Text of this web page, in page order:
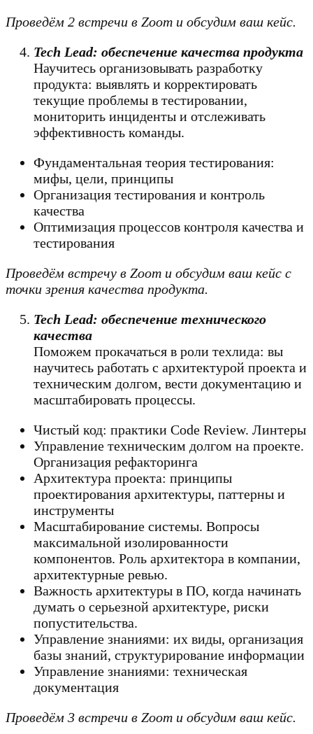
Проведём 2 встречи в Zoom и обсудим ваш кейс.
Tech Lead: обеспечение качества продукта
Научитесь организовывать разработку
продукта: выявлять и корректировать
текущие проблемы в тестировании,
мониторить инциденты и отслеживать
эффективность команды.
Фундаментальная теория тестирования:
мифы, цели, принципы
Организация тестирования и контроль
качества
Оптимизация процессов контроля качества и
тестирования
Проведём встречу в Zoom и обсудим ваш кейс с
точки зрения качества продукта.
Tech Lead: обеспечение технического
качества
Поможем прокачаться в роли техлида: вы
научитесь работать с архитектурой проекта и
техническим долгом, вести документацию и
масштабировать процессы.
Чистый код: практики Code Review. Линтеры
Управление техническим долгом на проекте.
Организация рефакторинга
Архитектура проекта: принципы
проектирования архитектуры, паттерны и
инструменты
Масштабирование системы. Вопросы
максимальной изолированности
компонентов. Роль архитектора в компании,
архитектурные ревью.
Важность архитектуры в ПО, когда начинать
думать о серьезной архитектуре, риски
попустительства.
Управление знаниями: их виды, организация
базы знаний, структурирование информации
Управление знаниями: техническая
документация
Проведём 3 встречи в Zoom и обсудим ваш кейс.